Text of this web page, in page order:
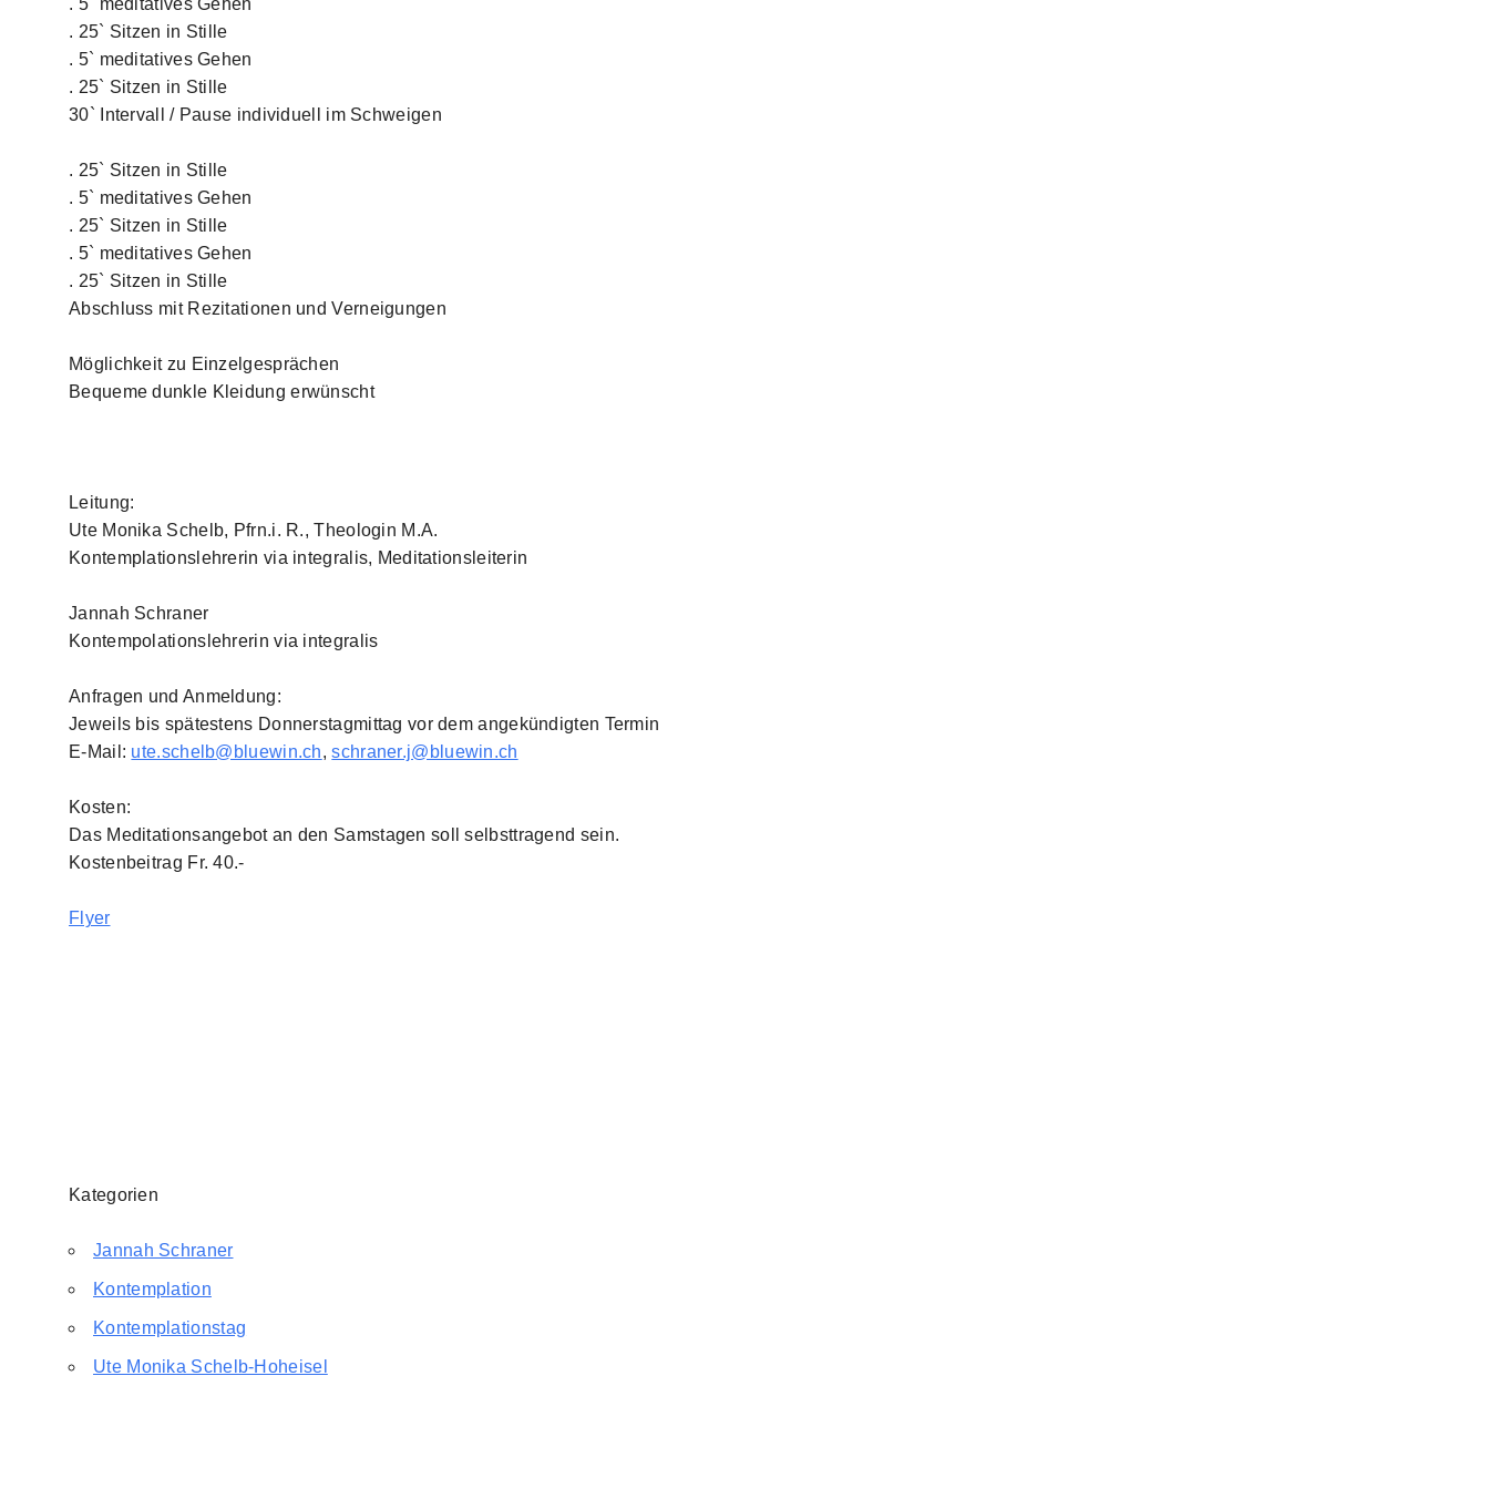
. 5` meditatives Gehen
. 25` Sitzen in Stille
. 5` meditatives Gehen
. 25` Sitzen in Stille
30` Intervall / Pause individuell im Schweigen
. 25` Sitzen in Stille
. 5` meditatives Gehen
. 25` Sitzen in Stille
. 5` meditatives Gehen
. 25` Sitzen in Stille
Abschluss mit Rezitationen und Verneigungen
Möglichkeit zu Einzelgesprächen
Bequeme dunkle Kleidung erwünscht
Leitung:
Ute Monika Schelb, Pfrn.i. R., Theologin M.A.
Kontemplationslehrerin via integralis, Meditationsleiterin
Jannah Schraner
Kontempolationslehrerin via integralis
Anfragen und Anmeldung:
Jeweils bis spätestens Donnerstagmittag vor dem angekündigten Termin
E-Mail: ute.schelb@bluewin.ch,schraner.j@bluewin.ch
Kosten:
Das Meditationsangebot an den Samstagen soll selbsttragend sein.
Kostenbeitrag Fr. 40.-
Flyer
Kategorien
Jannah Schraner
Kontemplation
Kontemplationstag
Ute Monika Schelb-Hoheisel